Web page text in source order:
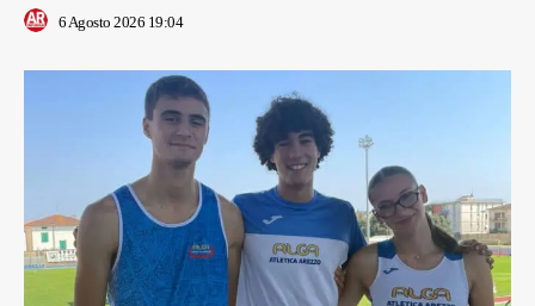
6 Agosto 2026 19:04